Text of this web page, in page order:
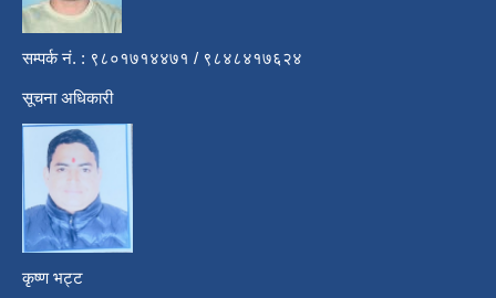
सम्पर्क नं. : ९८०१७१४४७१ / ९८४८४१७६२४
सूचना अधिकारी
कृष्ण भट्ट